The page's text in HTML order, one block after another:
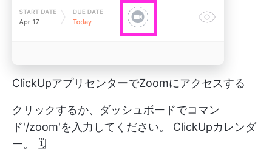
ClickUpアプリセンターでZoomにアクセスする
クリックするか、ダッシュボードでコマン
ド'/zoom'を入力してください。 ClickUpカレンダ
ー。
🗓️